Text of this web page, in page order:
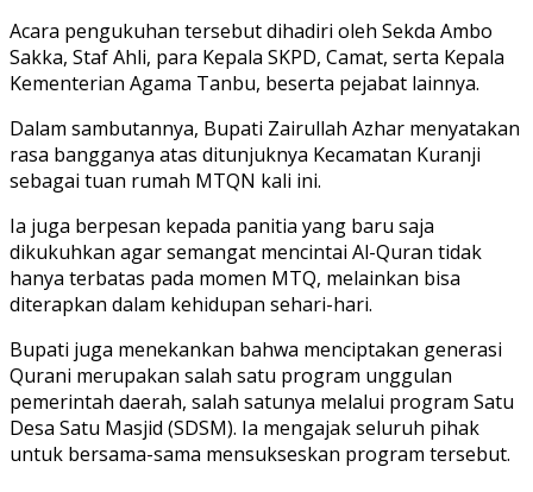
Acara pengukuhan tersebut dihadiri oleh Sekda Ambo
Sakka, Staf Ahli, para Kepala SKPD, Camat, serta Kepala
Kementerian Agama Tanbu, beserta pejabat lainnya.
Dalam sambutannya, Bupati Zairullah Azhar menyatakan
rasa bangganya atas ditunjuknya Kecamatan Kuranji
sebagai tuan rumah MTQN kali ini.
Ia juga berpesan kepada panitia yang baru saja
dikukuhkan agar semangat mencintai Al-Quran tidak
hanya terbatas pada momen MTQ, melainkan bisa
diterapkan dalam kehidupan sehari-hari.
Bupati juga menekankan bahwa menciptakan generasi
Qurani merupakan salah satu program unggulan
pemerintah daerah, salah satunya melalui program Satu
Desa Satu Masjid (SDSM). Ia mengajak seluruh pihak
untuk bersama-sama mensukseskan program tersebut.